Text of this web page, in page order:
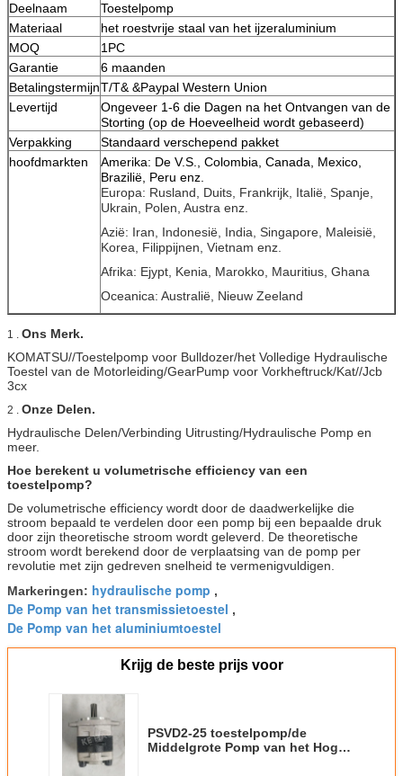
Deelnaam
Toestelpomp
Materiaal
het roestvrije staal van het ijzeraluminium
MOQ
1PC
Garantie
6 maanden
BetalingstermijnT/T& &Paypal Western Union
Levertijd
Ongeveer 1-6 die Dagen na het Ontvangen van de
Storting (op de Hoeveelheid wordt gebaseerd)
Verpakking
Standaard verschepend pakket
hoofdmarkten
Amerika: De V.S., Colombia, Canada, Mexico,
Brazilië, Peru enz.
Europa: Rusland, Duits, Frankrijk, Italië, Spanje,
Ukrain, Polen, Austra enz.
Azië: Iran, Indonesië, India, Singapore, Maleisië,
Korea, Filippijnen, Vietnam enz.
Afrika: Ejypt, Kenia, Marokko, Mauritius, Ghana
Oceanica: Australië, Nieuw Zeeland
1 . Ons Merk.
KOMATSU//Toestelpomp voor Bulldozer/het Volledige Hydraulische
Toestel van de Motorleiding/GearPump voor Vorkheftruck/Kat//Jcb
3cx
2 . Onze Delen.
Hydraulische Delen/Verbinding Uitrusting/Hydraulische Pomp en
meer.
Hoe berekent u volumetrische efficiency van een
toestelpomp?
De volumetrische efficiency wordt door de daadwerkelijke die
stroom bepaald te verdelen door een pomp bij een bepaalde druk
door zijn theoretische stroom wordt geleverd. De theoretische
stroom wordt berekend door de verplaatsing van de pomp per
revolutie met zijn gedreven snelheid te vermenigvuldigen.
Markeringen: hydraulische pomp ,
De Pomp van het transmissietoestel ,
De Pomp van het aluminiumtoestel
Krijg de beste prijs voor
PSVD2-25 toestelpomp/de
Middelgrote Pomp van het Hoge